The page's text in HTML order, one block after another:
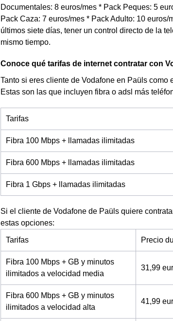
Documentales: 8 euros/mes * Pack Peques: 5
Pack Caza: 7 euros/mes * Pack Adulto: 10
últimos siete días, tener un control directo de la
mismo tiempo.
Conoce qué tarifas de internet contratar con
Tanto si eres cliente de Vodafone en Paüls como
Estas son las que incluyen fibra o adsl más
Tarifas
Fibra 100 Mbps + llamadas ilimitadas
Fibra 600 Mbps + llamadas ilimitadas
Fibra 1 Gbps + llamadas ilimitadas
Si el cliente de Vodafone de Paüls quiere
estas opciones:
Tarifas Precio
Fibra 100 Mbps + GB y minutos
ilimitados a velocidad media
31,99
Fibra 600 Mbps + GB y minutos
ilimitados a velocidad alta
41,99